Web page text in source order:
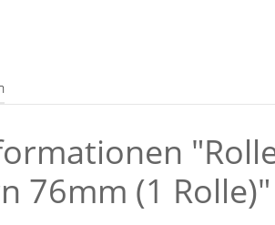
76mm (1 Rolle)"